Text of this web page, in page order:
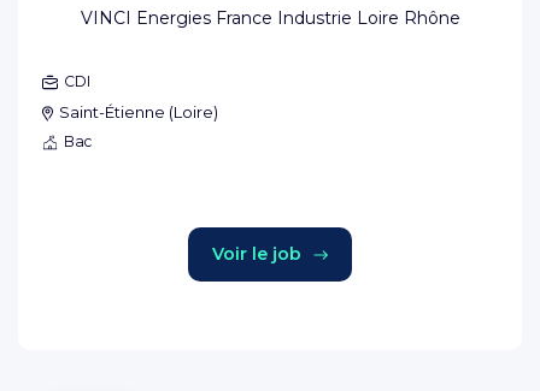
VINCI Energies France Industrie Loire Rhône
CDI
Saint-Étienne (Loire)
Bac
Voir le job